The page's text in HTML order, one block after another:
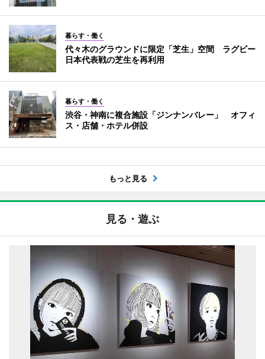
暮らす・働く
代々木のグラウンドに限定「芝生」空間 ラグビー
日本代表戦の芝生を再利用
暮らす・働く
渋谷・神南に複合施設「ジンナンバレー」 オフィ
ス・店舗・ホテル併設
もっと見る
見る・遊ぶ